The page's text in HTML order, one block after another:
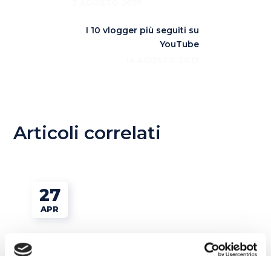
I 10 vlogger più seguiti su
YouTube
Articoli correlati
27
APR